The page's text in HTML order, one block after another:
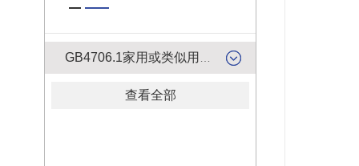
查看全部